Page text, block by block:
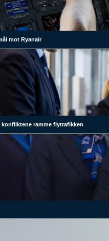
mot Ryanair
konfliktene ramme flytrafikken